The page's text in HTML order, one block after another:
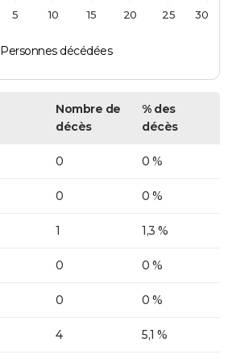
Personnes décédées
5 10 15 20 25 30
Nombre de
décès
% des
décès
0 0 %
0 0 %
1 1,3 %
0 0 %
0 0 %
4 5,1 %